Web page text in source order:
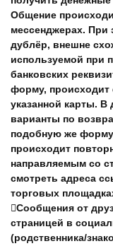
Общение
мессенджерах. При
дублёр, внешне
используемой при
банковских
форму, происходит
указанной карты.
варианты по
подобную же
происходит
направляемым со
смотреть адреса
торговых
Сообщения от
страницей в
(родственника/